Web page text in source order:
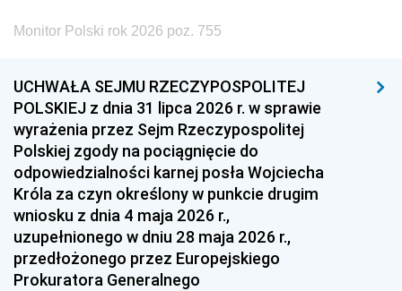
1996 1995 1994
1993 1992 1991
1990 1989
1987 1986 1985
1984 1983
1981 1980 1979
1978 1977
Monitor Polski rok 2026 poz. 755
UCHWAŁA SEJMU RZECZYPOSPOLITEJ
POLSKIEJ z dnia 31 lipca 2026 r. w sprawie
wyrażenia przez Sejm Rzeczypospolitej
Polskiej zgody na pociągnięcie do
odpowiedzialności karnej posła Wojciecha
Króla za czyn określony w punkcie drugim
wniosku z dnia 4 maja 2026 r.,
uzupełnionego w dniu 28 maja 2026 r.,
przedłożonego przez Europejskiego
Prokuratora Generalnego